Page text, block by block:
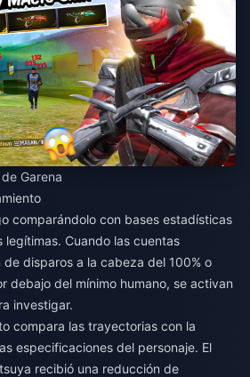
Garena
comparándolo con bases estadísticas
legítimas. Cuando las cuentas
disparos a la cabeza del 100% o
debajo del mínimo humano, se activan
investigar.
compara las trayectorias con la
especificaciones del personaje. El
recibió una reducción de